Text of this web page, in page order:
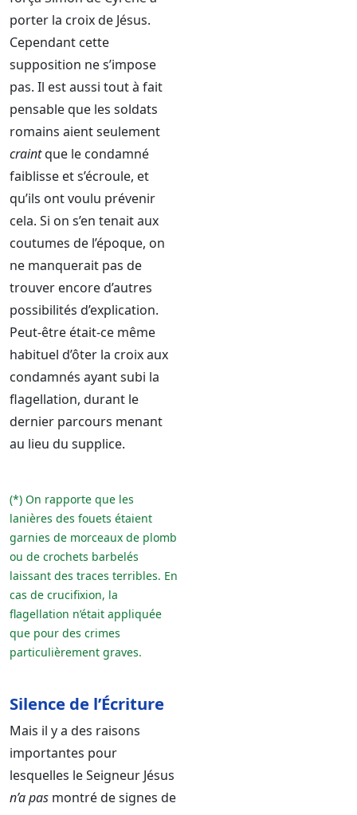
porter la croix de Jésus.
Cependant cette
supposition ne s’impose
pas. Il est aussi tout à fait
pensable que les soldats
romains aient seulement
craintque le condamné
faiblisse et s’écroule, et
qu’ils ont voulu prévenir
cela. Si on s’en tenait aux
coutumes de l’époque, on
ne manquerait pas de
trouver encore d’autres
possibilités d’explication.
Peut-être était-ce même
habituel d’ôter la croix aux
condamnés ayant subi la
flagellation, durant le
dernier parcours menant
au lieu du supplice.
(*) On rapporte que les
lanières des fouets étaient
garnies de morceaux de plomb
ou de crochets barbelés
laissant des traces terribles. En
cas de crucifixion, la
flagellation n’était appliquée
que pour des crimes
particulièrement graves.
Silence de l’Écriture
Mais il y a des raisons
importantes pour
lesquelles le Seigneur Jésus
n’a pas montré de signes de